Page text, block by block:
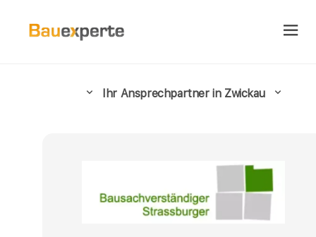
Ihr Ansprechpartner in Zwickau